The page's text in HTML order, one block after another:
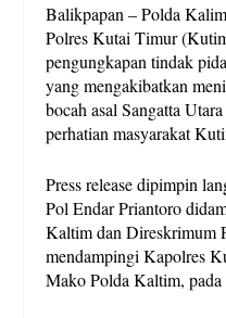
Balikpapan – Polda
Polres Kutai Timur
pengungkapan tindak
yang mengakibatkan
bocah asal Sangatta
perhatian masyarakat
Press release dipimpin
Pol Endar Priantoro
Kaltim dan Direskrimum
mendampingi Kapolres
Mako Polda Kaltim,